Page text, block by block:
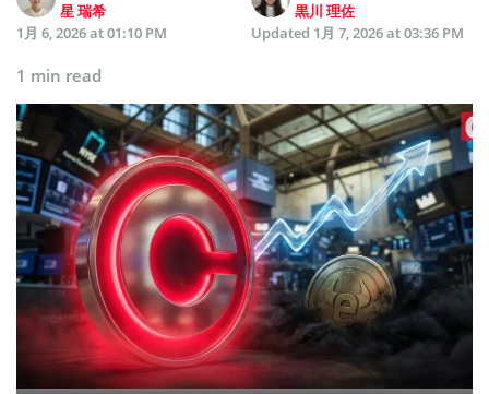
星 瑞希
黒川 理佐
1月 6, 2026 at 01:10 PM
Updated 1月 7, 2026 at 03:36 PM
1 min read